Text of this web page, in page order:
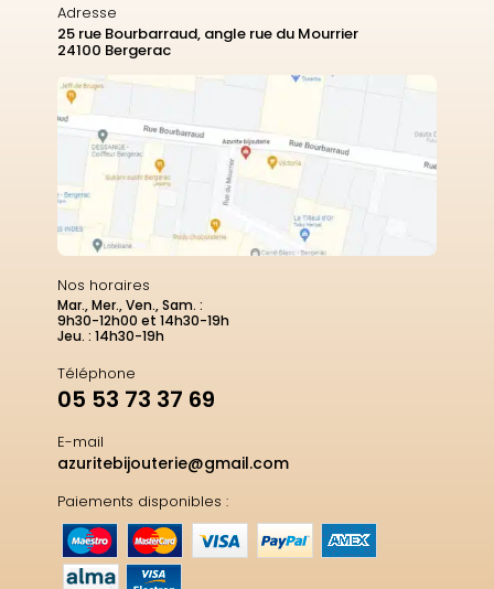
Adresse
25 rue Bourbarraud, angle rue du Mourrier
24100 Bergerac
Nos horaires
Mar., Mer., Ven., Sam. :
9h30-12h00 et 14h30-19h
Jeu. : 14h30-19h
Téléphone
05 53 73 37 69
E-mail
azuritebijouterie@gmail.com
Paiements disponibles :